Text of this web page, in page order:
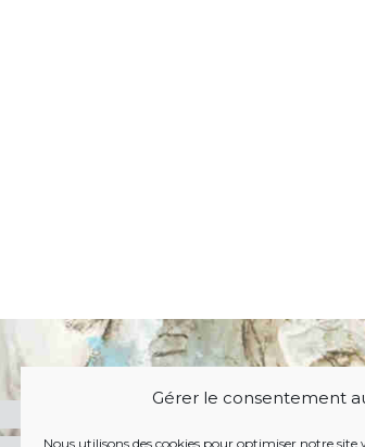
Gérer le consentement
Nous utilisons des cookies pour optimiser notre site